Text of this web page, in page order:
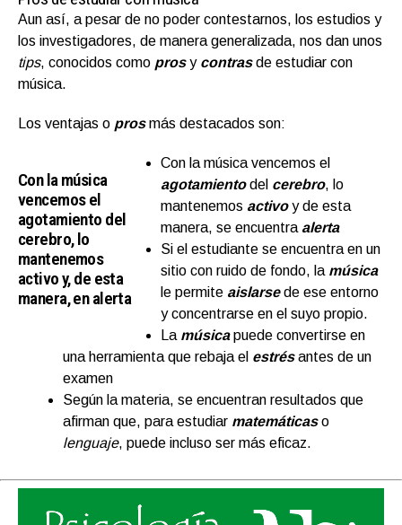
Aun así, a pesar de no poder contestarnos, los estudios y
los investigadores, de manera generalizada, nos dan unos
tips, conocidos como prosy contrasde estudiar con
música.
Los ventajas o pros más destacados son:
Con la música
vencemos el
agotamiento del
cerebro, lo
mantenemos
activo y, de esta
manera, en alerta
Con la música vencemos el
agotamientodel cerebro, lo
mantenemos activo y de esta
manera, se encuentra alerta
Si el estudiante se encuentra en un
sitio con ruido de fondo, la música
le permite aislarsede ese entorno
y concentrarse en el suyo propio.
La músicapuede convertirse en
una herramienta que rebaja el estrésantes de un
examen
Según la materia, se encuentran resultados que
afirman que, para estudiar matemáticaso
lenguaje, puede incluso ser más eficaz.